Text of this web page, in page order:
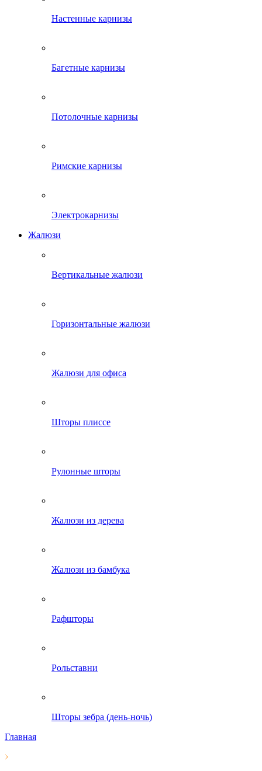
Настенные карнизы
Багетные карнизы
Потолочные карнизы
Римские карнизы
Электрокарнизы
Жалюзи
Вертикальные жалюзи
Горизонтальные жалюзи
Жалюзи для офиса
Шторы плиссе
Рулонные шторы
Жалюзи из дерева
Жалюзи из бамбука
Рафшторы
Рольставни
Шторы зебра (день-ночь)
Главная